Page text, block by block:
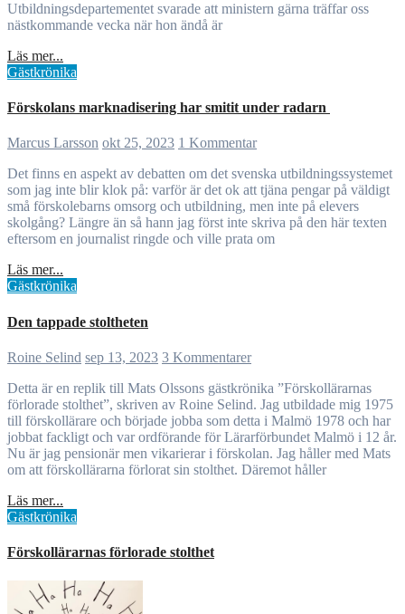
Utbildningsdepartementet svarade att ministern gärna träffar oss
nästkommande vecka när hon ändå är
Läs mer...
Gästkrönika
Förskolans marknadisering har smitit under radarn
Marcus Larsson okt 25, 2023 1 Kommentar
Det finns en aspekt av debatten om det svenska utbildningssystemet
som jag inte blir klok på: varför är det ok att tjäna pengar på väldigt
små förskolebarns omsorg och utbildning, men inte på elevers
skolgång? Längre än så hann jag först inte skriva på den här texten
eftersom en journalist ringde och ville prata om
Läs mer...
Gästkrönika
Den tappade stoltheten
Roine Selind sep 13, 2023 3 Kommentarer
Detta är en replik till Mats Olssons gästkrönika ”Förskollärarnas
förlorade stolthet”, skriven av Roine Selind. Jag utbildade mig 1975
till förskollärare och började jobba som detta i Malmö 1978 och har
jobbat fackligt och var ordförande för Lärarförbundet Malmö i 12 år.
Nu är jag pensionär men vikarierar i förskolan. Jag håller med Mats
om att förskollärarna förlorat sin stolthet. Däremot håller
Läs mer...
Gästkrönika
Förskollärarnas förlorade stolthet